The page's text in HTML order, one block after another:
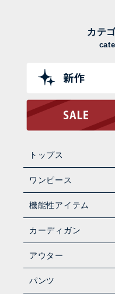
カテ
トップス
ワンピース
機能性アイテム
カーディガン
アウター
パンツ